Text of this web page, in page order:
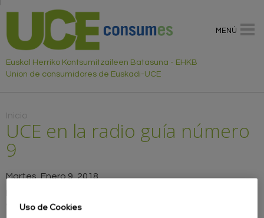
Euskal Herriko Kontsumitzaileen Batasuna - EHKB
Union de consumidores de Euskadi-UCE
Usted está aquí
Inicio
UCE en la radio guía número
9
Martes, Enero 9, 2018
Consumidores de Euskadi-UCE en esta guía número 9.
MENÚ
Uso de Cookies